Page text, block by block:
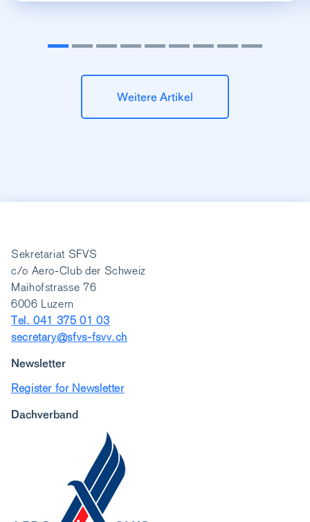
Weitere Artikel
Sekretariat SFVS
c/o Aero-Club der Schweiz
Maihofstrasse 76
6006 Luzern
Tel. 041 375 01 03
secretary@sfvs-fsvv.ch
Newsletter
Register for Newsletter
Dachverband